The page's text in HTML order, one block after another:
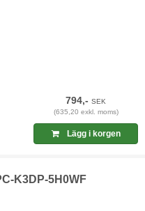
794,-SEK
(635,20 exkl. moms)
Lägg i korgen
K3DP-5H0WF